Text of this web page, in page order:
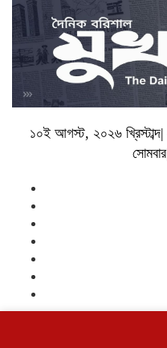
১০ই আগস্ট, ২০২৬ খ্রিস্টাব্দ|